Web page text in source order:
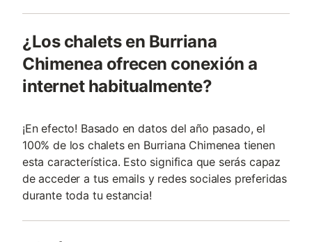
¿Los chalets en Burriana
Chimenea ofrecen conexión a
internet habitualmente?
¡En efecto! Basado en datos del año pasado, el
100% de los chalets en Burriana Chimenea tienen
esta característica. Esto significa que serás capaz
de acceder a tus emails y redes sociales preferidas
durante toda tu estancia!